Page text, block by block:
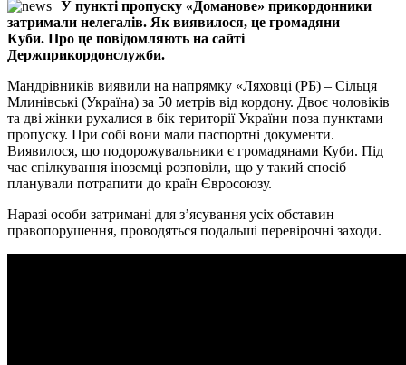
У пункті пропуску «Доманове» прикордонники
затримали нелегалів. Як виявилося, це громадяни
Куби. Про це повідомляють на сайті
Держприкордонслужби.
Мандрівників виявили на напрямку «Ляховці (РБ) – Сільця
Млинівські (Україна) за 50 метрів від кордону. Двоє чоловіків
та дві жінки рухалися в бік території України поза пунктами
пропуску. При собі вони мали паспортні документи.
Виявилося, що подорожувальники є громадянами Куби. Під
час спілкування іноземці розповіли, що у такий спосіб
планували потрапити до країн Євросоюзу.
Наразі особи затримані для з’ясування усіх обставин
правопорушення, проводяться подальші перевірочні заходи.